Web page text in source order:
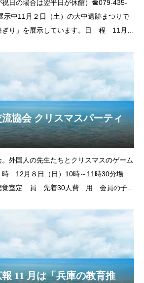
祝日の場合は翌平日が休館）☎079-435-
示中11月２日（土）の大中遺跡まつりで
ぎり」を展示しています。日 程 11月
協会 クリスマスパーティ
外国人の先生たちとクリスマスのゲーム
12月８日（日）10時～11時30分場
室定 員 先着30人費 用 会員の子ど
11 月は「兵庫の教育推